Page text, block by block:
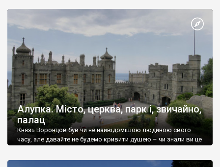
Алупка. Місто, церква, парк і, звичайно,
палац
Князь Воронцов був чи не найвідомішою людиною свого
часу, але давайте не будемо кривити душею – чи знали ви це